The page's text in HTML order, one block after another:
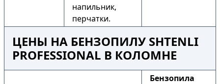
напильник,
перчатки.
ЦЕНЫ НА БЕНЗОПИЛУ SHTENLI
PROFESSIONAL В КОЛОМНЕ
Бензопила